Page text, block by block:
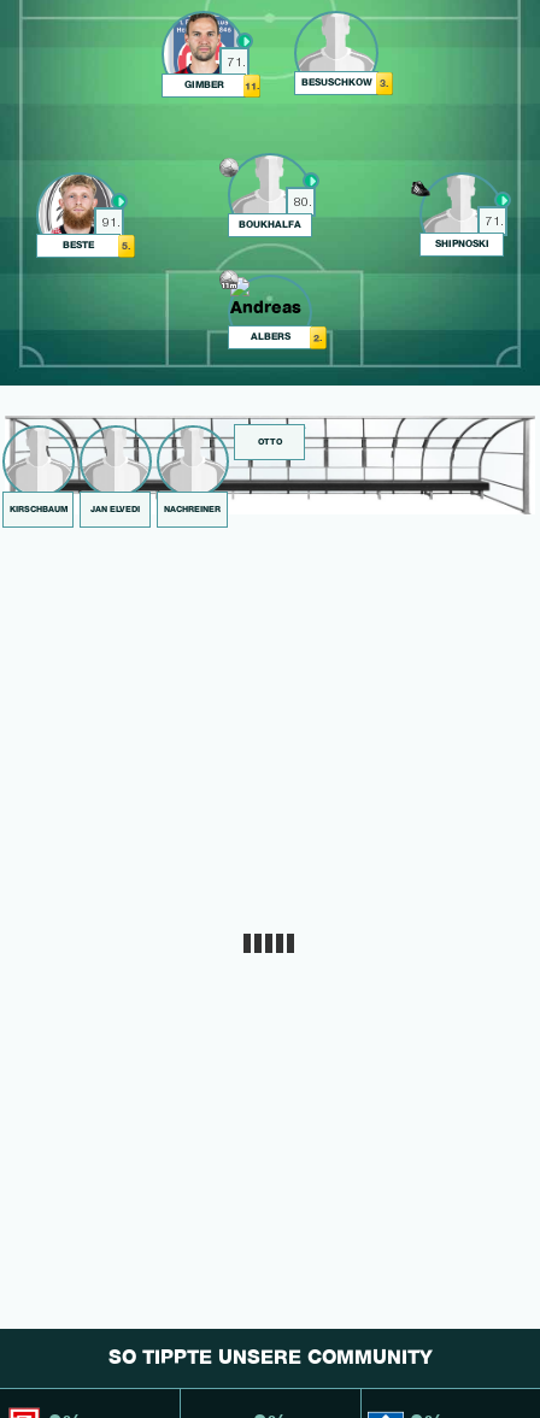
71.
GIMBER 11. BESUSCHKOW 3.
91.
BESTE 5.
80.
BOUKHALFA 71.
SHIPNOSKI
ALBERS 2.
KIRSCHBAUM JAN ELVEDI NACHREINER
OTTO
SO TIPPTE UNSERE COMMUNITY